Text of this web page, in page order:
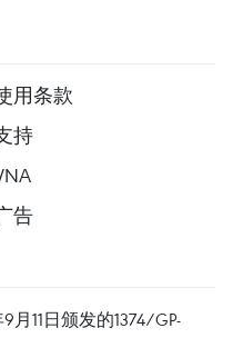
用条款
持
告
11日颁发的1374/GP-